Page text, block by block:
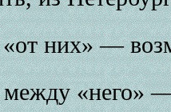
них» —
между